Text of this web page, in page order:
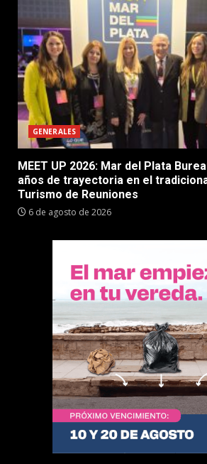
GENERALES
MEET UP 2026: Mar del Plata
años de trayectoria en el
Turismo de Reuniones
6 de agosto de 2026